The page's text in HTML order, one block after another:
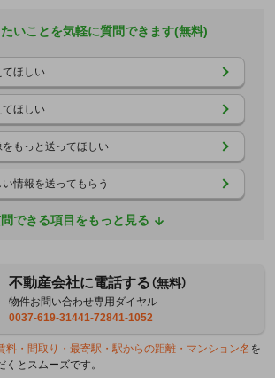
いことを気軽に質問できます(無料)
てほしい
てほしい
もっと送ってほしい
情報を送ってもらう
できる項目をもっと見る
不動産会社に電話する（無料）
物件お問い合わせ専用ダイヤル
0037-619-31441-72841-1052
料・間取り・最寄駅・駅からの距離・マンション名 を
とスムーズです。